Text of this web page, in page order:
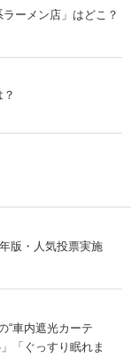
ーメン店」はどこ？
版・人気投票実施
“車内遮光カーテ
「ぐっすり眠れま